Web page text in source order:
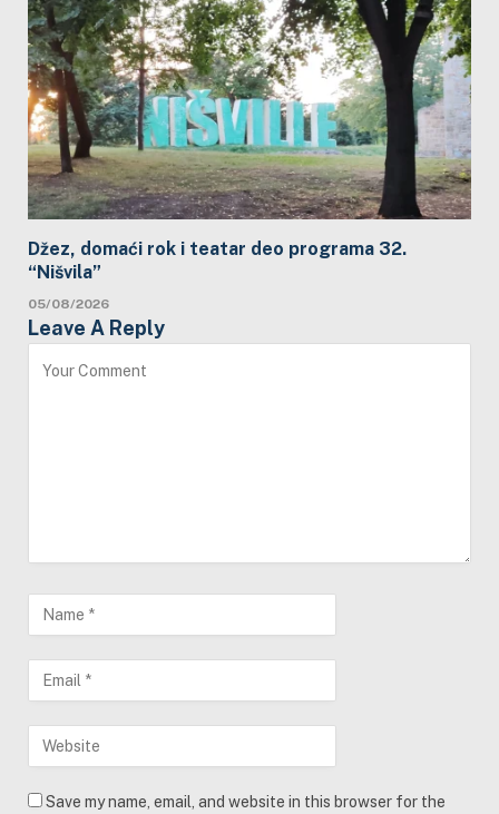
Džez, domaći rok i teatar deo programa 32.
“Nišvila”
05/08/2026
Leave A Reply
Save my name, email, and website in this browser for the